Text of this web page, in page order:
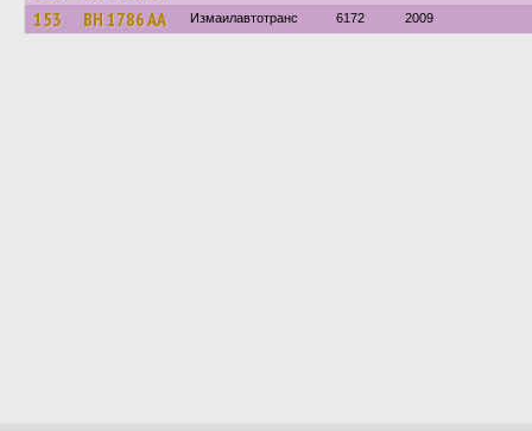
153 BH 1786 AA Измаилавтотранс 6172 2009